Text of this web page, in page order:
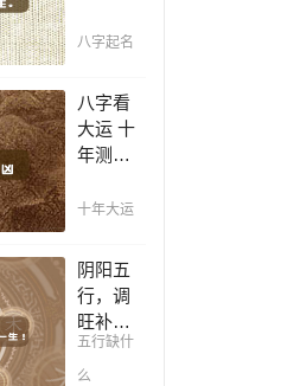
顺！
赐子千
如教子
一艺；
教子一
艺，不
好名！
八字起名
八字看
大运 十
年测吉
年一运
凶，未
来命运
全知
晓。
十年大运
阴阳五
行，调
旺补
缺，助
运一
五行缺什
么